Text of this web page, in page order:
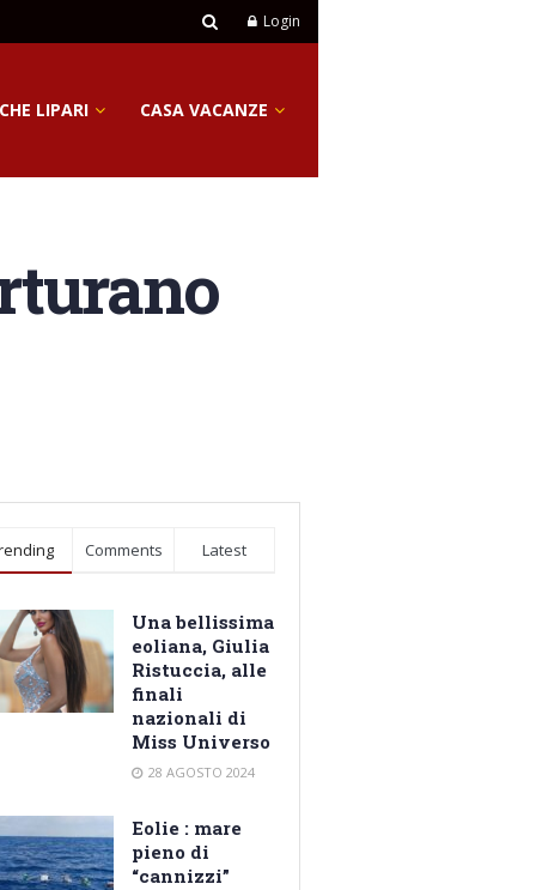
Login
LIPARI CASA VACANZE
Comments Latest
Una bellissima
eoliana, Giulia
Ristuccia, alle
finali
nazionali di
Miss Universo
28 AGOSTO 2024
Eolie : mare
pieno di
“cannizzi”